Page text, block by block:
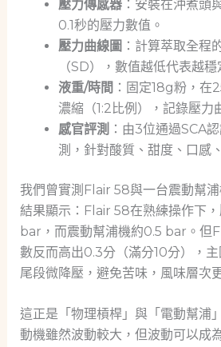
壓力傳感器：安裝在沖煮頭
0.1秒的壓力數值。
壓力曲線圖 ：計算萃取全程
（SD），數值越低代表越穩
液重/時間 ：固定18g粉，
濃縮（1:2比例），記錄壓力
感官評測 ：由3位通過SCA
測，針對酸質、甜度、口感
我們曾實測Flair 58與一台震動幫浦
結果顯示：Flair 58在熟練操作下，
bar，而震動幫浦機約0.5 bar。但
數反而高出0.3分（滿分10分），
尾段微降壓，避免苦味，風味層次
這正是「物理槓桿」與「電動幫
動機雖然波動較大，但波動可以成